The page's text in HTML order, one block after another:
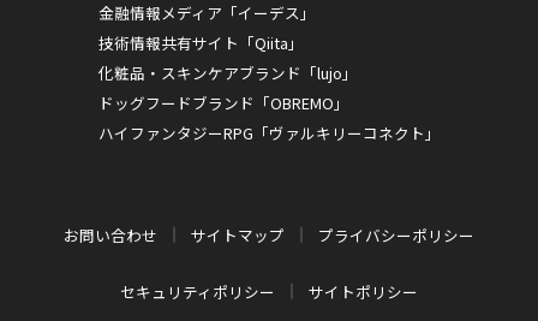
金融情報メディア「イーデス」
技術情報共有サイト「Qiita」
化粧品・スキンケアブランド「lujo」
ドッグフードブランド「OBREMO」
ハイファンタジーRPG「ヴァルキリーコネクト」
お問い合わせ サイトマップ プライバシーポリシー
セキュリティポリシー サイトポリシー